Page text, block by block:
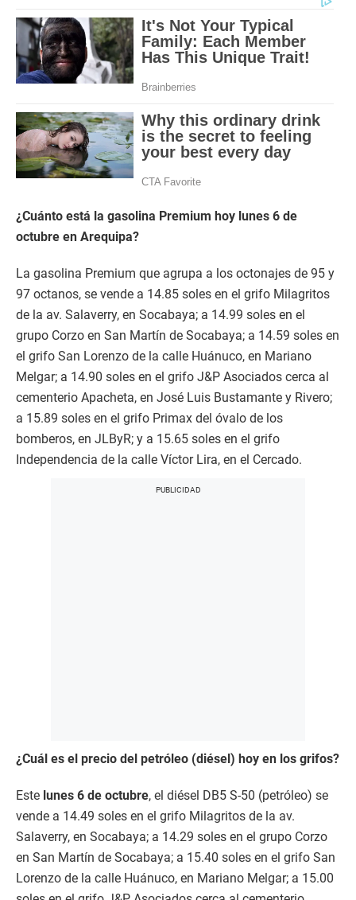
¿Cuánto está la gasolina Premium hoy lunes 6 de
octubre en Arequipa?
La gasolina Premium que agrupa a los octonajes de 95 y
97 octanos, se vende a 14.85 soles en el grifo Milagritos
de la av. Salaverry, en Socabaya; a 14.99 soles en el
grupo Corzo en San Martín de Socabaya; a 14.59 soles en
el grifo San Lorenzo de la calle Huánuco, en Mariano
Melgar; a 14.90 soles en el grifo J&P Asociados cerca al
cementerio Apacheta, en José Luis Bustamante y Rivero;
a 15.89 soles en el grifo Primax del óvalo de los
bomberos, en JLByR; y a 15.65 soles en el grifo
Independencia de la calle Víctor Lira, en el Cercado.
¿Cuál es el precio del petróleo (diésel) hoy en los grifos?
Este lunes 6 de octubre, el diésel DB5 S-50 (petróleo) se
vende a 14.49 soles en el grifo Milagritos de la av.
Salaverry, en Socabaya; a 14.29 soles en el grupo Corzo
en San Martín de Socabaya; a 15.40 soles en el grifo San
Lorenzo de la calle Huánuco, en Mariano Melgar; a 15.00